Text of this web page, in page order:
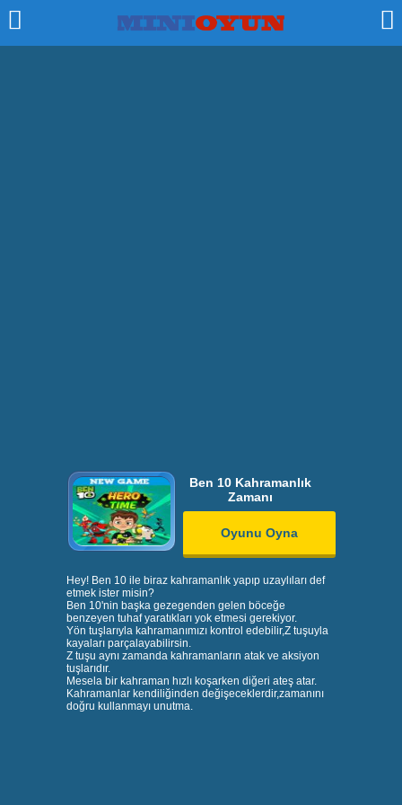
Ben 10 Kahramanlık
Zamanı
Oyunu Oyna
Hey! Ben 10 ile biraz kahramanlık yapıp uzaylıları def
etmek ister misin?
Ben 10'nin başka gezegenden gelen böceğe
benzeyen tuhaf yaratıkları yok etmesi gerekiyor.
Yön tuşlarıyla kahramanımızı kontrol edebilir,Z tuşuyla
kayaları parçalayabilirsin.
Z tuşu aynı zamanda kahramanların atak ve aksiyon
tuşlarıdır.
Mesela bir kahraman hızlı koşarken diğeri ateş atar.
Kahramanlar kendiliğinden değişeceklerdir,zamanını
doğru kullanmayı unutma.